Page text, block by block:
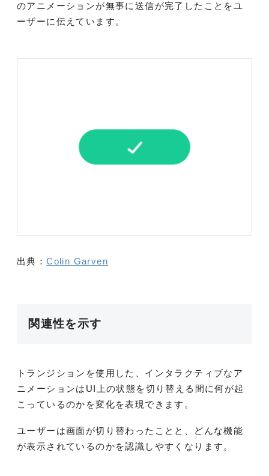
のアニメーションが無事に送信が完了したことをユ
ーザーに伝えています。
出典：Colin Garven
関連性を示す
トランジションを使用した、インタラクティブなア
ニメーションはUI上の状態を切り替える間に何が起
こっているのかを変化を表現できます。
ユーザーは画面が切り替わったことと、どんな機能
が表示されているのかを認識しやすくなります。